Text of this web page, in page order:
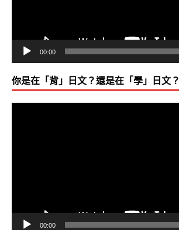
00:00
你是在「背」日文？還是在「學」日文？
00:00